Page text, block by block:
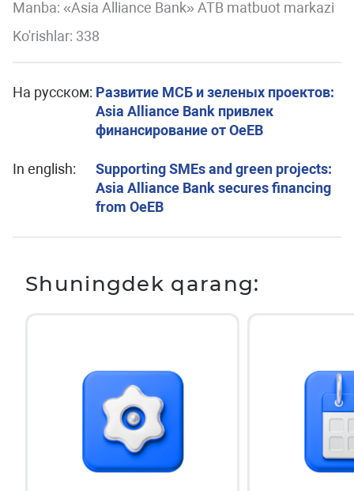
Manba: «Asia Alliance Bank» ATB matbuot markazi
Ko'rishlar: 338
На русском: Развитие МСБ и зеленых проектов:
Asia Alliance Bank привлек
финансирование от OeEB
In english:
Supporting SMEs and green projects:
Asia Alliance Bank secures financing
from OeEB
Shuningdek qarang: